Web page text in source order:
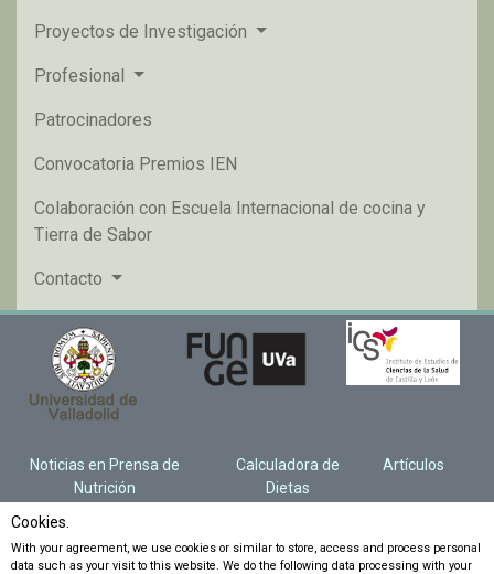
Proyectos de Investigación
Profesional
Patrocinadores
Convocatoria Premios IEN
Colaboración con Escuela Internacional de cocina y
Tierra de Sabor
Contacto
Noticias en Prensa de
Nutrición
Calculadora de
Dietas
Artículos
Cookies.
With your agreement, we use cookies or similar to store, access and process personal
data such as your visit to this website. We do the following data processing with your